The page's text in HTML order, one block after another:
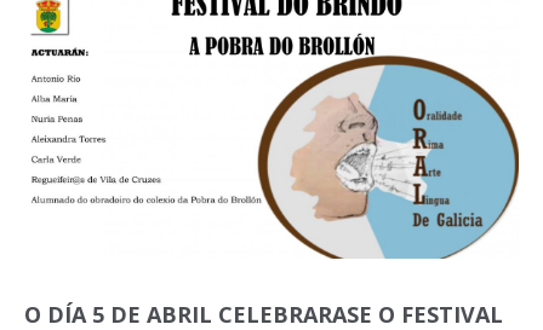
O DÍA 5 DE ABRIL CELEBRARASE O FESTIVAL